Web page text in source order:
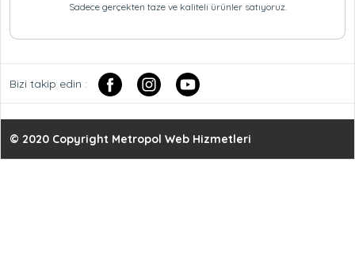
Sadece gerçekten taze ve kaliteli ürünler satıyoruz.
Bizi takip edin :
© 2020 Copyright Metropol Web Hizmetleri